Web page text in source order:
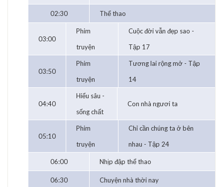
02:30 Thể thao
03:00
Phim
truyện
Cuộc đời vẫn đẹp sao -
Tập 17
03:50
Phim
truyện
Tương lai rộng mở - Tập
14
04:40
Hiểu sâu -
sống chất
Con nhà ngươi ta
05:10
Phim
truyện
Chỉ cần chúng ta ở bên
nhau - Tập 24
06:00 Nhịp đập thể thao
06:30 Chuyện nhà thời nay